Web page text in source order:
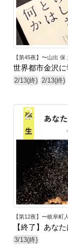
【第45夜】〜山出
世界都市金沢に
2/13(終) 2/13(終)
12
【第12夜】ー岐阜町
【終了】あな
3/13(終)